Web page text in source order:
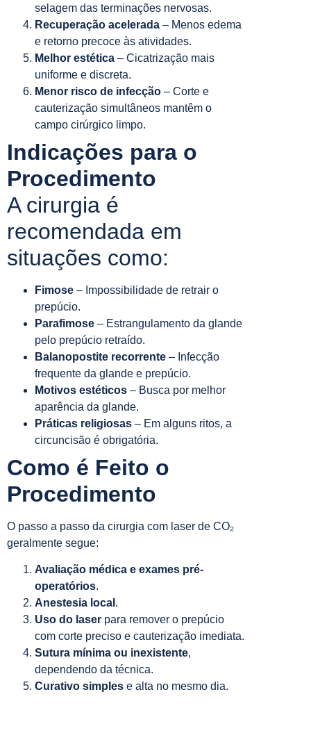
selagem das terminações nervosas.
Recuperação acelerada – Menos edema
e retorno precoce às atividades.
Melhor estética – Cicatrização mais
uniforme e discreta.
Menor risco de infecção – Corte e
cauterização simultâneos mantêm o
campo cirúrgico limpo.
Indicações para o
Procedimento
A cirurgia é
recomendada em
situações como:
Fimose – Impossibilidade de retrair o
prepúcio.
Parafimose – Estrangulamento da glande
pelo prepúcio retraído.
Balanopostite recorrente – Infecção
frequente da glande e prepúcio.
Motivos estéticos – Busca por melhor
aparência da glande.
Práticas religiosas – Em alguns ritos, a
circuncisão é obrigatória.
Como é Feito o
Procedimento
O passo a passo da cirurgia com laser de CO₂
geralmente segue:
Avaliação médica e exames pré-
operatórios.
Anestesia local .
Uso do laser para remover o prepúcio
com corte preciso e cauterização imediata.
Sutura mínima ou inexistente,
dependendo da técnica.
Curativo simples e alta no mesmo dia.